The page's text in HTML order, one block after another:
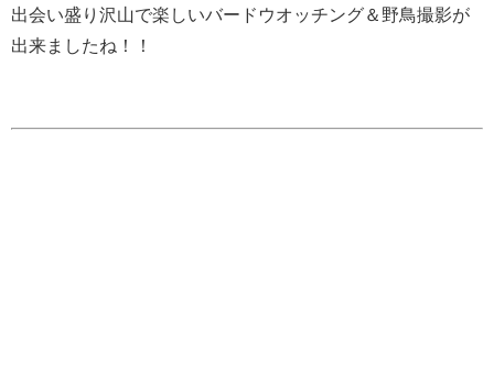
出会い盛り沢山で楽しいバードウオッチング＆野鳥撮影が
出来ましたね！！